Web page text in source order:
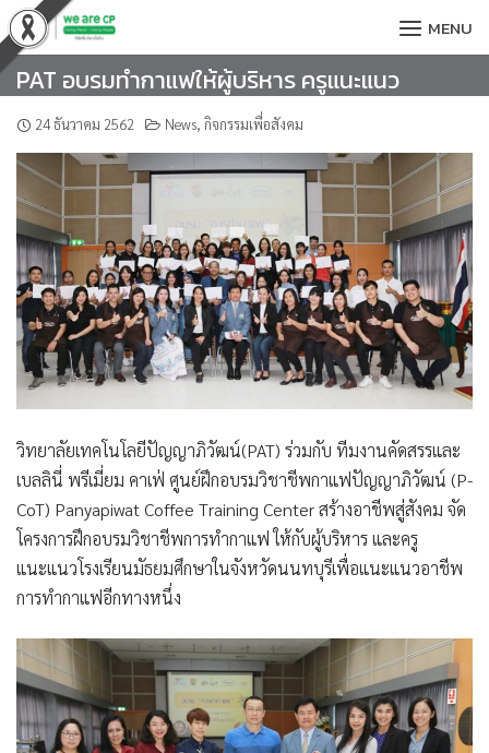
Skip
to
content
MENU
PAT อบรมทำกาแฟให้ผู้บริหาร ครูแนะแนว
24 ธันวาคม 2562 News, กิจกรรมเพื่อสังคม
วิทยาลัยเทคโนโลยีปัญญาภิวัฒน์(PAT) ร่วมกับ ทีมงานคัดสรรและ
เบลลินี่ พรีเมี่ยม คาเฟ่ ศูนย์ฝึกอบรมวิชาชีพกาแฟปัญญาภิวัฒน์ (P-
CoT) Panyapiwat Coffee Training Center สร้างอาชีพสู่สังคม จัด
โครงการฝึกอบรมวิชาชีพการทำกาแฟ ให้กับผู้บริหาร และครู
แนะแนวโรงเรียนมัธยมศึกษาในจังหวัดนนทบุรีเพื่อแนะแนวอาชีพ
การทำกาแฟอีกทางหนึ่ง